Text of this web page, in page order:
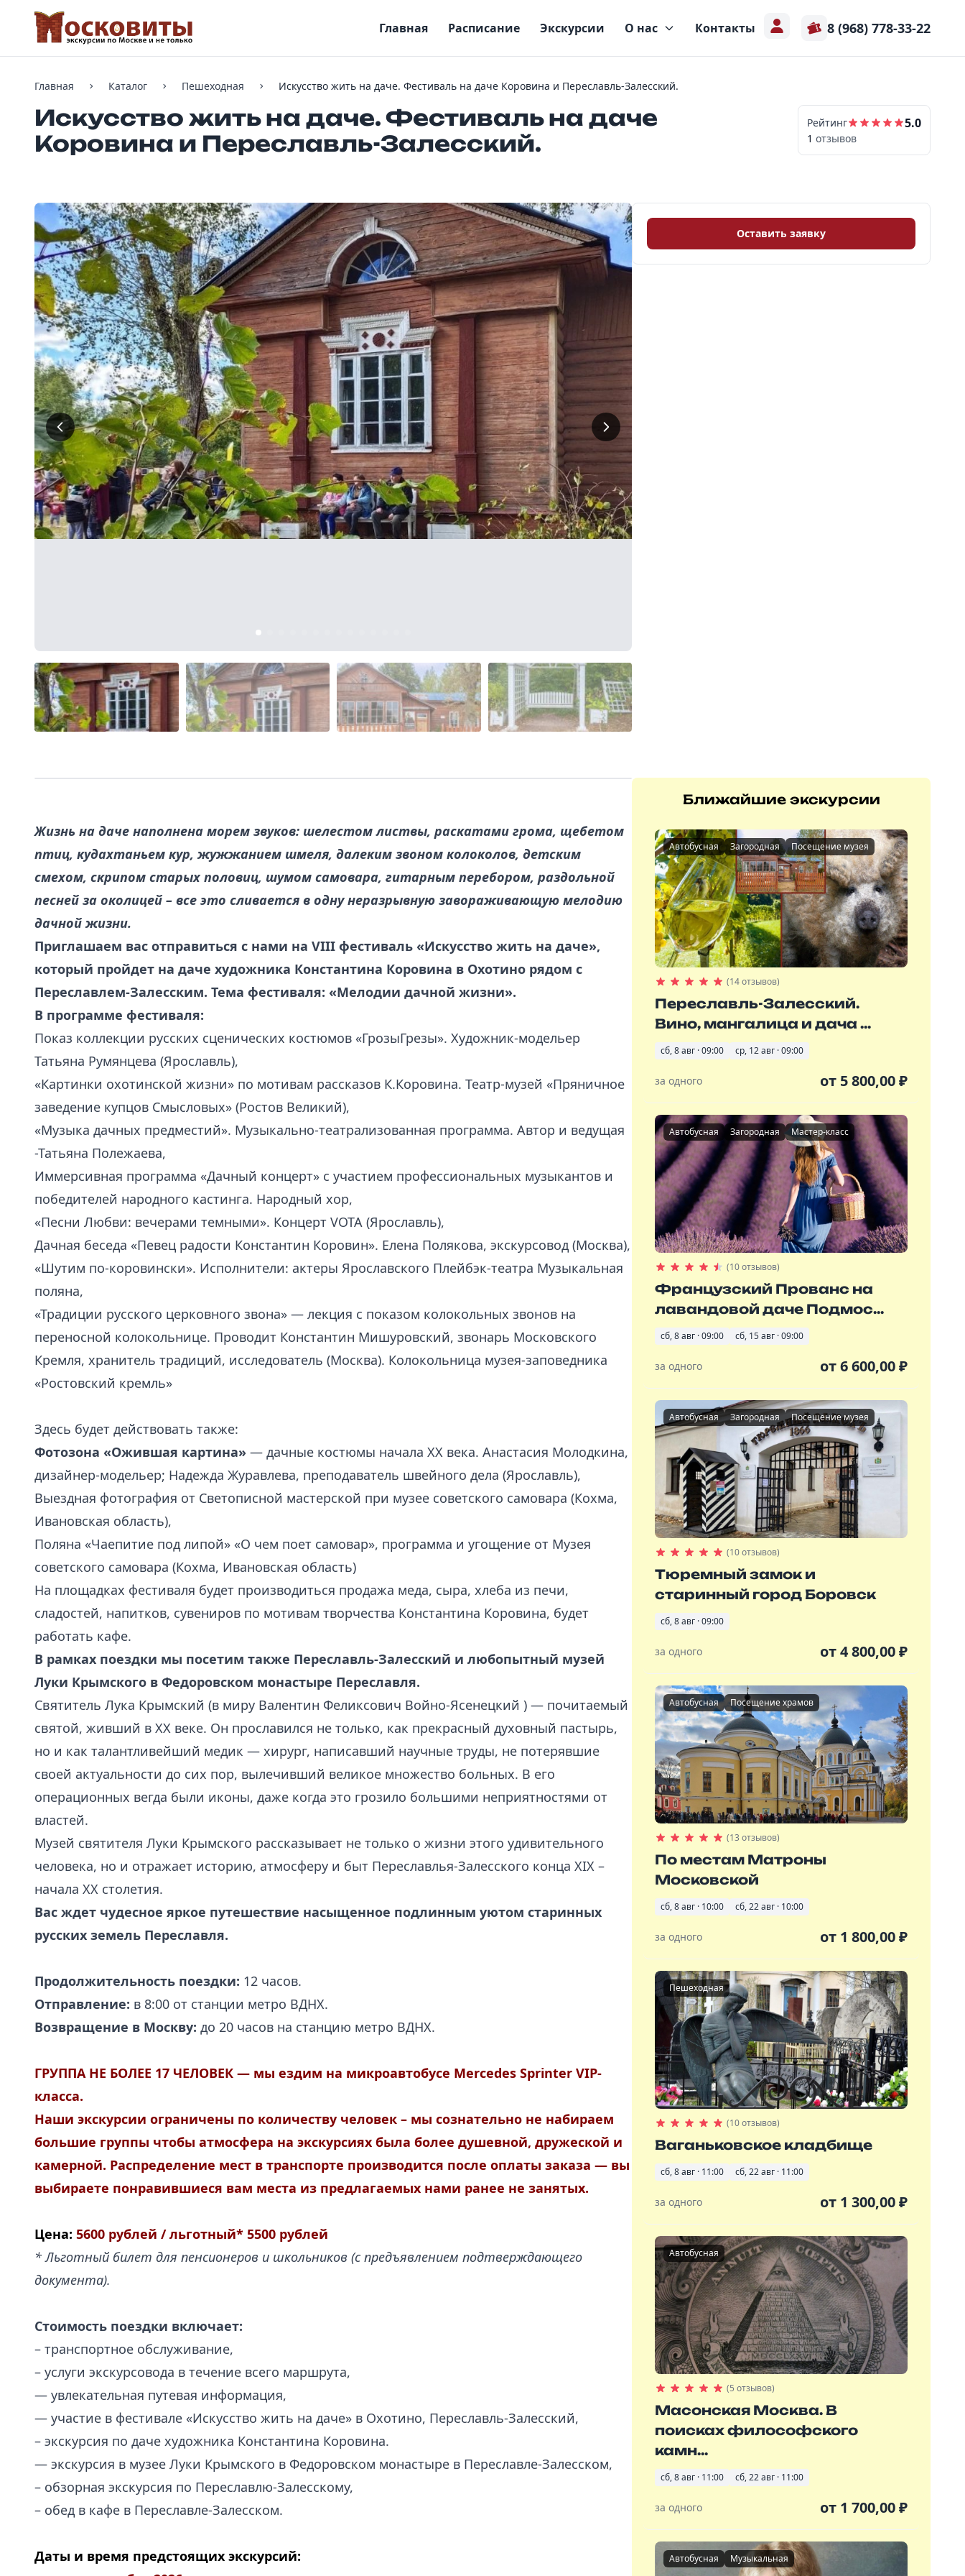
Главная Расписание Экскурсии О нас Контакты 8 (968) 778-33-22
Главная Каталог Пешеходная Искусство жить на даче. Фестиваль на даче Коровина и Переславль-Залесский.
Искусство жить на даче. Фестиваль на даче
Коровина и Переславль-Залесский.
Рейтинг 5.0
1 отзывов
Оставить заявку
Жизнь на даче наполнена морем звуков: шелестом листвы, раскатами грома, щебетом
птиц, кудахтаньем кур, жужжанием шмеля, далеким звоном колоколов, детским
смехом, скрипом старых половиц, шумом самовара, гитарным перебором, раздольной
песней за околицей – все это сливается в одну неразрывную завораживающую мелодию
дачной жизни.
Приглашаем вас отправиться с нами на VIII фестиваль «Искусство жить на даче»,
который пройдет на даче художника Константина Коровина в Охотино рядом с
Переславлем-Залесским. Тема фестиваля: «Мелодии дачной жизни».
В программе фестиваля:
Показ коллекции русских сценических костюмов «ГрозыГрезы». Художник-модельер
Татьяна Румянцева (Ярославль),
«Картинки охотинской жизни» по мотивам рассказов К.Коровина. Театр-музей «Пряничное
заведение купцов Смысловых» (Ростов Великий),
«Музыка дачных предместий». Музыкально-театрализованная программа. Автор и ведущая
-Татьяна Полежаева,
Иммерсивная программа «Дачный концерт» с участием профессиональных музыкантов и
победителей народного кастинга. Народный хор,
«Песни Любви: вечерами темными». Концерт VOTA (Ярославль),
Дачная беседа «Певец радости Константин Коровин». Елена Полякова, экскурсовод (Москва),
«Шутим по-коровински». Исполнители: актеры Ярославского Плейбэк-театра Музыкальная
поляна,
«Традиции русского церковного звона» — лекция с показом колокольных звонов на
переносной колокольнице. Проводит Константин Мишуровский, звонарь Московского
Кремля, хранитель традиций, исследователь (Москва). Колокольница музея-заповедника
«Ростовский кремль»
Здесь будет действовать также:
Фотозона «Ожившая картина» — дачные костюмы начала ХХ века. Анастасия Молодкина,
дизайнер-модельер; Надежда Журавлева, преподаватель швейного дела (Ярославль),
Выездная фотография от Светописной мастерской при музее советского самовара (Кохма,
Ивановская область),
Поляна «Чаепитие под липой» «О чем поет самовар», программа и угощение от Музея
советского самовара (Кохма, Ивановская область)
На площадках фестиваля будет производиться продажа меда, сыра, хлеба из печи,
сладостей, напитков, сувениров по мотивам творчества Константина Коровина, будет
работать кафе.
В рамках поездки мы посетим также Переславль-Залесский и любопытный музей
Луки Крымского в Федоровском монастыре Переславля.
Святитель Лука Крымский (в миру Валентин Феликсович Войно-Ясенецкий ) — почитаемый
святой, живший в XX веке. Он прославился не только, как прекрасный духовный пастырь,
но и как талантливейший медик — хирург, написавший научные труды, не потерявшие
своей актуальности до сих пор, вылечивший великое множество больных. В его
операционных вегда были иконы, даже когда это грозило большими неприятностями от
властей.
Музей святителя Луки Крымского рассказывает не только о жизни этого удивительного
человека, но и отражает историю, атмосферу и быт Переславлья-Залесского конца XIX –
начала XX столетия.
Вас ждет чудесное яркое путешествие насыщенное подлинным уютом старинных
русских земель Переславля.
Продолжительность поездки: 12 часов.
Отправление: в 8:00 от станции метро ВДНХ.
Возвращение в Москву: до 20 часов на станцию метро ВДНХ.
ГРУППА НЕ БОЛЕЕ 17 ЧЕЛОВЕК — мы ездим на микроавтобусе Mercedes Sprinter VIP-
класса.
Наши экскурсии ограничены по количеству человек – мы сознательно не набираем
большие группы чтобы атмосфера на экскурсиях была более душевной, дружеской и
камерной. Распределение мест в транспорте производится после оплаты заказа — вы
выбираете понравившиеся вам места из предлагаемых нами ранее не занятых.
Цена: 5600 рублей / льготный* 5500 рублей
* Льготный билет для пенсионеров и школьников (с предъявлением подтверждающего
документа).
Стоимость поездки включает:
– транспортное обслуживание,
– услуги экскурсовода в течение всего маршрута,
— увлекательная путевая информация,
— участие в фестивале «Искусство жить на даче» в Охотино, Переславль-Залесский,
– экскурсия по даче художника Константина Коровина.
— экскурсия в музее Луки Крымского в Федоровском монастыре в Переславле-Залесском,
– обзорная экскурсия по Переславлю-Залесскому,
– обед в кафе в Переславле-Залесском.
Даты и время предстоящих экскурсий:
Ближайшие экскурсии
Автобусная Загородная Посещение музея
(14 отзывов)
Переславль-Залесский.
Вино, мангалица и дача ...
сб, 8 авг · 09:00 ср, 12 авг · 09:00
за одного от 5 800,00₽
Автобусная Загородная Мастер-класс
(10 отзывов)
Французский Прованс на
лавандовой даче Подмос...
сб, 8 авг · 09:00 сб, 15 авг · 09:00
за одного от6 600,00₽
Автобусная Загородная Посещение музея
(10 отзывов)
Тюремный замок и
старинный город Боровск
сб, 8 авг · 09:00
за одного от4 800,00₽
Автобусная Посещение храмов
(13 отзывов)
По местам Матроны
Московской
сб, 8 авг · 10:00 сб, 22 авг · 10:00
за одного от 1 800,00₽
Пешеходная
(10 отзывов)
Ваганьковское кладбище
сб, 8 авг · 11:00 сб, 22 авг · 11:00
за одного от 1 300,00₽
Автобусная
(5 отзывов)
Масонская Москва. В
поисках философского
камн...
сб, 8 авг · 11:00 сб, 22 авг · 11:00
за одного от 1 700,00₽
Автобусная Музыкальная